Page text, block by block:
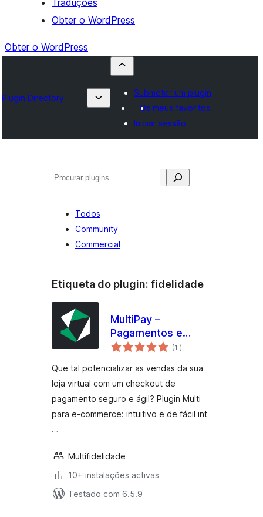
Traduções
Obter o WordPress
Obter o WordPress
Plugin Directory
Submeter um plugin
Os meus favoritos
Iniciar sessão
Pesquisar
Todos
Community
Commercial
Etiqueta do plugin: fidelidade
MultiPay –
Pagamentos e
Fidelidade para
(1 classificações
)
Que tal potencializar as vendas da sua
loja virtual com um checkout de
pagamento seguro e ágil? Plugin Multi
para e-commerce: intuitivo e de fácil int
…
Multifidelidade
10+ instalações activas
Testado com 6.5.9